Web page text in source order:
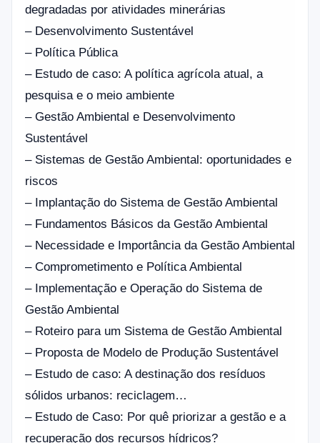
degradadas por atividades minerárias
– Desenvolvimento Sustentável
– Política Pública
– Estudo de caso: A política agrícola atual, a
pesquisa e o meio ambiente
– Gestão Ambiental e Desenvolvimento
Sustentável
– Sistemas de Gestão Ambiental: oportunidades e
riscos
– Implantação do Sistema de Gestão Ambiental
– Fundamentos Básicos da Gestão Ambiental
– Necessidade e Importância da Gestão Ambiental
– Comprometimento e Política Ambiental
– Implementação e Operação do Sistema de
Gestão Ambiental
– Roteiro para um Sistema de Gestão Ambiental
– Proposta de Modelo de Produção Sustentável
– Estudo de caso: A destinação dos resíduos
sólidos urbanos: reciclagem…
– Estudo de Caso: Por quê priorizar a gestão e a
recuperação dos recursos hídricos?